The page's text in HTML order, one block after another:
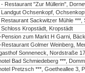
- Restaurant "Zur Müllerin",
Landgut Ochsenkopf,
Restaurant Sackwitzer Mühle
Schloss Kropstädt, Kropstädt
Pension zum Markt H Garni,
Restaurant Golmer Weinberg,
Sonneneck, Nordstraße
Bad Schmiedeberg ***,
Pretzsch ***, Goetheallee 3,